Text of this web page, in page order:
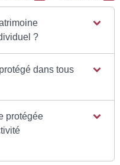
?
dans tous
protégée